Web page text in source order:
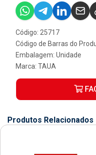
Código: 25717
Código de Barras do
Embalagem: Unidade
Marca: TAUA
Produtos Relacionados